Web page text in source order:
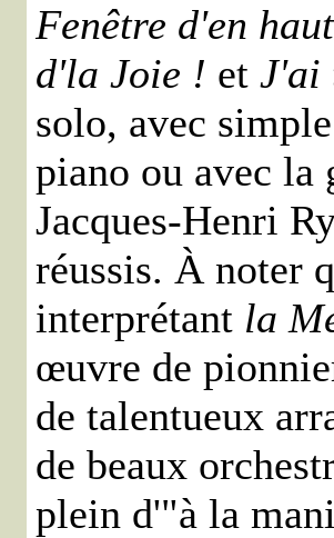
Fenêtre d'en
d'la Joie ! et J'ai
solo, avec
piano ou avec la
Jacques-Henri
réussis. À noter
interprétant la
œuvre de
de talentueux
de beaux
plein d'"à la